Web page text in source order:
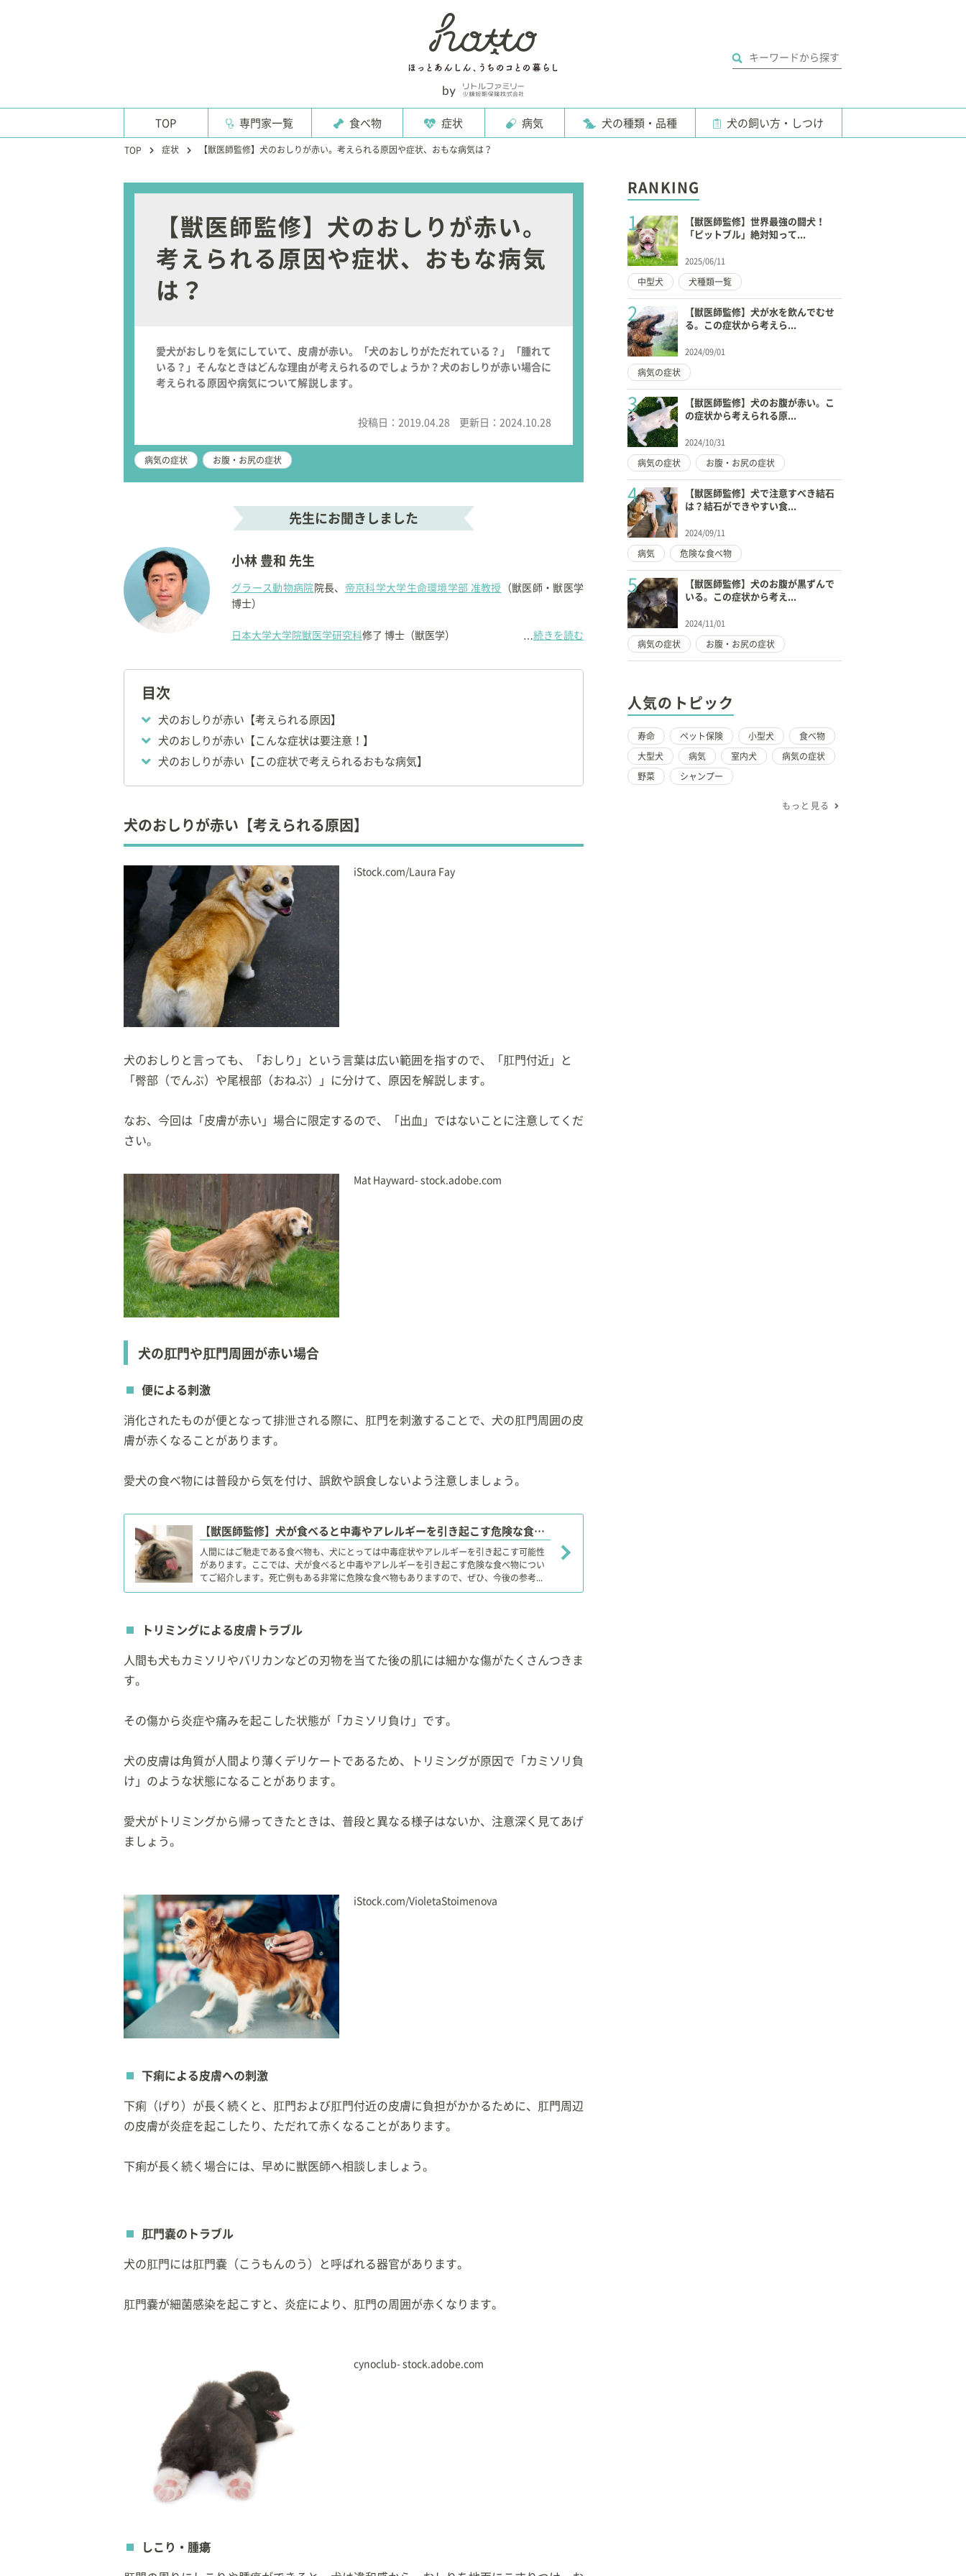
TOP 専門家一覧 食べ物 症状 病気 犬の種類・品種 犬の飼い方・しつけ
TOP 症状 【獣医師監修】犬のおしりが赤い。考えられる原因や症状、おもな病気は？
【獣医師監修】犬のおしりが赤い。
考えられる原因や症状、おもな病気
は？
愛犬がおしりを気にしていて、皮膚が赤い。「犬のおしりがただれている？」「腫れて
いる？」そんなときはどんな理由が考えられるのでしょうか？犬のおしりが赤い場合に
考えられる原因や病気について解説します。
投稿日： 2019.04.28 更新日： 2024.10.28
病気の症状 お腹・お尻の症状
先生にお聞きしました
小林 豊和 先生
グラース動物病院 院長、 帝京科学大学生命環境学部 准教授 （獣医師・獣医学
博士）
日本大学大学院獣医学研究科修了 博士（獣医学）
【資格】
【所属】
◆ JPMA（社）日本ペットマッサージ協会
◆ペットシッタースクール(ビジネス教育連盟) 講師
◆
日本ペット栄養学会会員
ラクター(日本ヒューマン・アニマル・ネイチャー・ボンド
定）
「最良のホスピタリティと獣医療を提供する」をミッションに、地域や飼い主
のニーズに応えている。
犬の食事についての造詣も深い。
【著書】
「 イラスト、写真でよくわかる 愛犬の育て方～選び方・しつけ・飼い方・健
康管理～ 」（新星出版社）
【監修】
…続きを読む
目次
犬のおしりが赤い【考えられる原因】
犬のおしりが赤い【こんな症状は要注意！】
犬のおしりが赤い【この症状で考えられるおもな病気】
犬のおしりが赤い【考えられる原因】
iStock.com/Laura Fay
犬のおしりと言っても、「おしり」という言葉は広い範囲を指すので、「肛門付近」と
「臀部（でんぶ）や尾根部（おねぶ）」に分けて、原因を解説します。
なお、今回は「皮膚が赤い」場合に限定するので、「出血」ではないことに注意してくだ
さい。
Mat Hayward- stock.adobe.com
犬の肛門や肛門周囲が赤い場合
便による刺激
消化されたものが便となって排泄される際に、肛門を刺激することで、犬の肛門周囲の皮
膚が赤くなることがあります。
愛犬の食べ物には普段から気を付け、誤飲や誤食しないよう注意しましょう。
【獣医師監修】犬が食べると中毒やアレルギーを引き起こす危険な食べ物！与えてはダメ！
人間にはご馳走である食べ物も、犬にとっては中毒症状やアレルギーを引き起こす可能性
があります。ここでは、犬が食べると中毒やアレルギーを引き起こす危険な食べ物につい
てご紹介します。死亡例もある非常に危険な食べ物もありますので、ぜひ、今後の参考...
トリミングによる皮膚トラブル
人間も犬もカミソリやバリカンなどの刃物を当てた後の肌には細かな傷がたくさんつきま
す。
その傷から炎症や痛みを起こした状態が「カミソリ負け」です。
犬の皮膚は角質が人間より薄くデリケートであるため、トリミングが原因で「カミソリ負
け」のような状態になることがあります。
愛犬がトリミングから帰ってきたときは、普段と異なる様子はないか、注意深く見てあげ
ましょう。
iStock.com/VioletaStoimenova
下痢による皮膚への刺激
下痢（げり）が長く続くと、肛門および肛門付近の皮膚に負担がかかるために、肛門周辺
の皮膚が炎症を起こしたり、ただれて赤くなることがあります。
下痢が長く続く場合には、早めに獣医師へ相談しましょう。
肛門嚢のトラブル
犬の肛門には肛門嚢（こうもんのう）と呼ばれる器官があります。
肛門嚢が細菌感染を起こすと、炎症により、肛門の周囲が赤くなります。
cynoclub- stock.adobe.com
しこり・腫瘍
RANKING
1
【獣医師監修】世界最強の闘犬！
「ピットブル」絶対知って...
2025/06/11
中型犬 犬種類一覧
2
【獣医師監修】犬が水を飲んでむせ
る。この症状から考えら...
2024/09/01
病気の症状
3
【獣医師監修】犬のお腹が赤い。こ
の症状から考えられる原...
2024/10/31
病気の症状 お腹・お尻の症状
4
【獣医師監修】犬で注意すべき結石
は？結石ができやすい食...
2024/09/11
病気 危険な食べ物
5
【獣医師監修】犬のお腹が黒ずんで
いる。この症状から考え...
2024/11/01
病気の症状 お腹・お尻の症状
人気のトピック
寿命 ペット保険 小型犬 食べ物
大型犬 病気 室内犬 病気の症状
野菜 シャンプー
もっと見る